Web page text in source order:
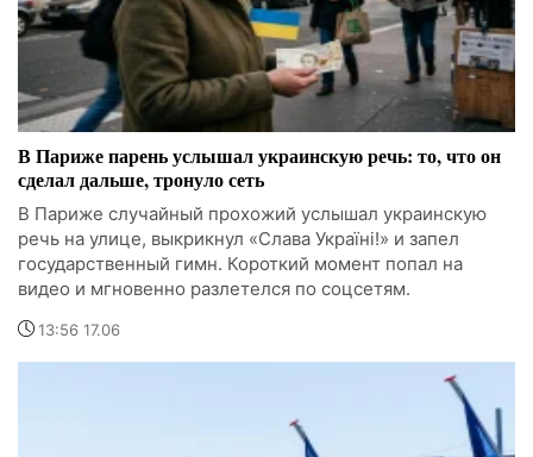
В Париже парень услышал украинскую речь: то, что он
сделал дальше, тронуло сеть
В Париже случайный прохожий услышал украинскую
речь на улице, выкрикнул «Слава Україні!» и запел
государственный гимн. Короткий момент попал на
видео и мгновенно разлетелся по соцсетям.
13:56 17.06